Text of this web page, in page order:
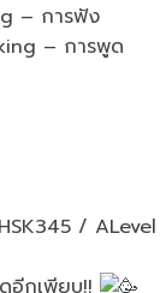
– การฟัง
– การพูด
/